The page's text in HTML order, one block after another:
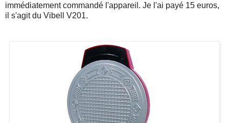
immédiatement commandé l'appareil. Je l'ai payé 15 euros,
il s'agit du Vibell V201.